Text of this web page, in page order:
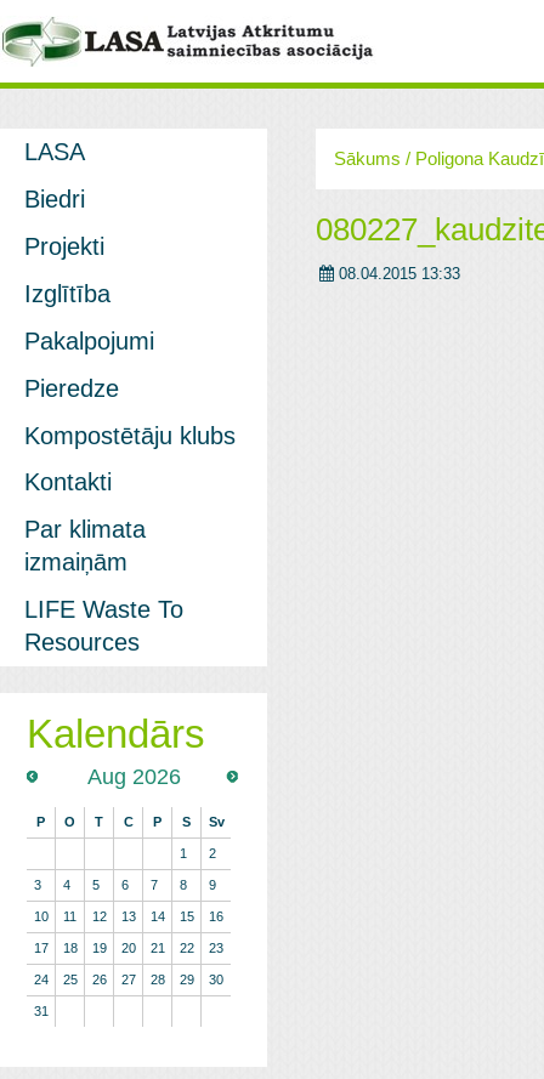
Sākums / Poligona
08.04.2015 13:33
LASA
Biedri
Projekti
Izglītība
Pakalpojumi
Pieredze
Kompostētāju klubs
Kontakti
Par klimata
izmaiņām
LIFE Waste To
Resources
Kalendārs
Aug 2026
P O T C P S Sv
1 2
3 4 5 6 7 8 9
10 11 12 13 14 15 16
17 18 19 20 21 22 23
24 25 26 27 28 29 30
31